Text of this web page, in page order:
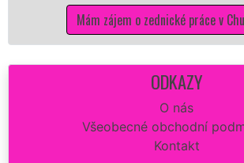
Mám zájem o zednické práce v Chuchelně
ODKAZY
O nás
Všeobecné obchodní
Kontakt